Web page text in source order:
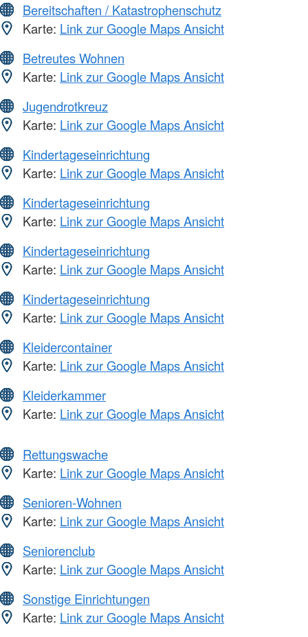
Bereitschaften / Katastrophenschutz
Karte: Link zur Google Maps Ansicht
Betreutes Wohnen
Karte: Link zur Google Maps Ansicht
Jugendrotkreuz
Karte: Link zur Google Maps Ansicht
Kindertageseinrichtung
Karte: Link zur Google Maps Ansicht
Kindertageseinrichtung
Karte: Link zur Google Maps Ansicht
Kindertageseinrichtung
Karte: Link zur Google Maps Ansicht
Kindertageseinrichtung
Karte: Link zur Google Maps Ansicht
Kleidercontainer
Karte: Link zur Google Maps Ansicht
Kleiderkammer
Karte: Link zur Google Maps Ansicht
Rettungswache
Karte: Link zur Google Maps Ansicht
Senioren-Wohnen
Karte: Link zur Google Maps Ansicht
Seniorenclub
Karte: Link zur Google Maps Ansicht
Sonstige Einrichtungen
Karte: Link zur Google Maps Ansicht